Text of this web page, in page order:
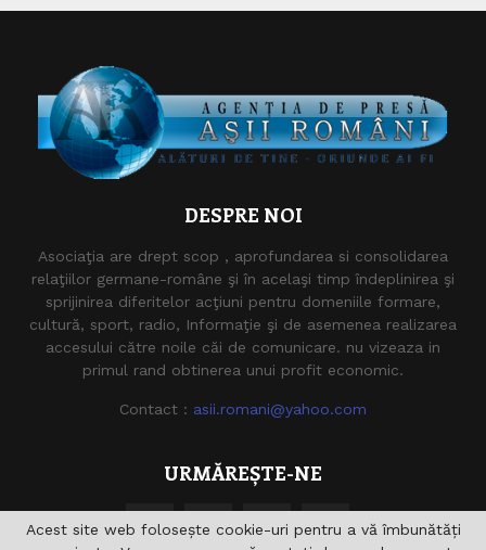
DESPRE NOI
Asociaţia are drept scop , aprofundarea si consolidarea
relaţiilor germane-române şi în acelaşi timp îndeplinirea şi
sprijinirea diferitelor acţiuni pentru domeniile formare,
cultură, sport, radio, Informaţie şi de asemenea realizarea
accesului către noile căi de comunicare. nu vizeaza in
primul rand obtinerea unui profit economic.
Contact : asii.romani@yahoo.com
URMĂREȘTE-NE
Acest site web folosește cookie-uri pentru a vă îmbunătăți